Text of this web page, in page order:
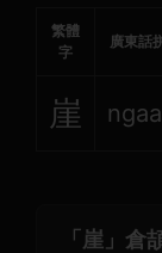
繁體
字
廣東話
崖
「崖」倉